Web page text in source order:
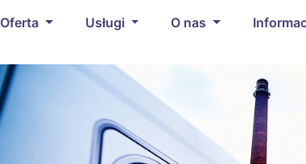
Oferta Usługi O nas